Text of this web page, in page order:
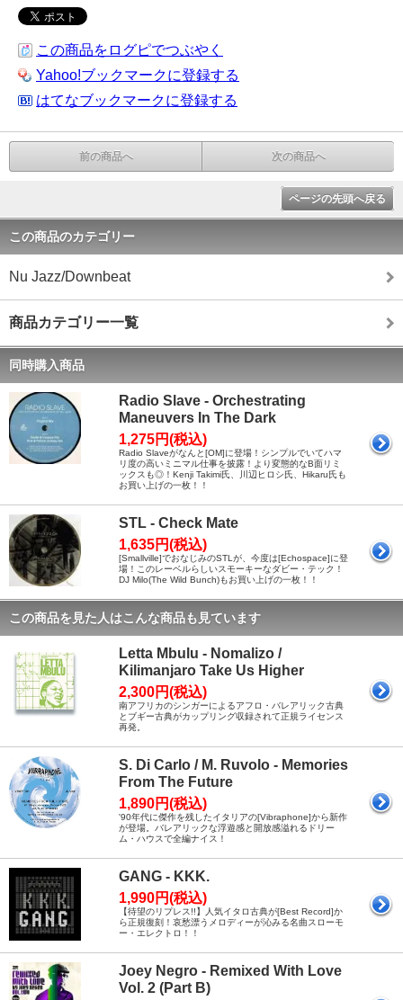
この商品をログピでつぶやく
Yahoo!ブックマークに登録する
はてなブックマークに登録する
前の商品へ 次の商品へ
ページの先頭へ戻る
この商品のカテゴリー
Nu Jazz/Downbeat
商品カテゴリー一覧
同時購入商品
Radio Slave - Orchestrating
Maneuvers In The Dark
1,275円(税込)
Radio Slaveがなんと[OM]に登場！シンプルでいてハマ
リ度の高いミニマル仕事を披露！より変態的なB面リミ
ックスも◎！Kenji Takimi氏、川辺ヒロシ氏、Hikaru氏も
お買い上げの一枚！！
STL - Check Mate
1,635円(税込)
[Smallville]でおなじみのSTLが、今度は[Echospace]に登
場！このレーベルらしいスモーキーなダビー・テック！
DJ Milo(The Wild Bunch)もお買い上げの一枚！！
この商品を見た人はこんな商品も見ています
Letta Mbulu - Nomalizo /
Kilimanjaro Take Us Higher
2,300円(税込)
南アフリカのシンガーによるアフロ・バレアリック古典
とブギー古典がカップリング収録されて正規ライセンス
再発。
S. Di Carlo / M. Ruvolo - Memories
From The Future
1,890円(税込)
'90年代に傑作を残したイタリアの[Vibraphone]から新作
が登場。バレアリックな浮遊感と開放感溢れるドリー
ム・ハウスで全編ナイス！
GANG - KKK.
1,990円(税込)
【待望のリプレス!!】人気イタロ古典が[Best Record]か
ら正規復刻！哀愁漂うメロディーが沁みる名曲スローモ
ー・エレクトロ！！
Joey Negro - Remixed With Love
Vol. 2 (Part B)